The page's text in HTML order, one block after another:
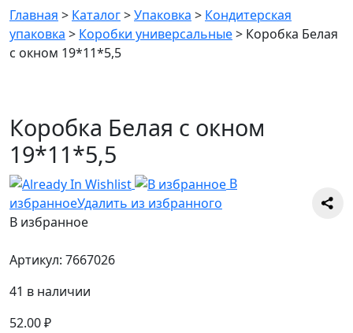
Главная > Каталог>Упаковка > Кондитерская
упаковка > Коробки универсальные> Коробка Белая
с окном 19*11*5,5
Коробка Белая с окном
19*11*5,5
В
избранноеУдалить из избранного
В избранное
Артикул: 7667026
41 в наличии
52.00₽